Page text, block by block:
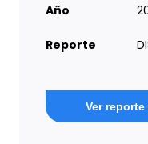
Año
Reporte
Ver